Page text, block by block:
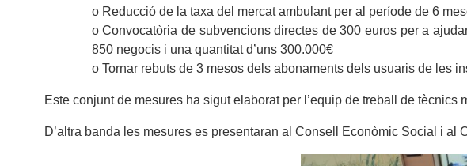
o Reducció de la taxa del mercat ambulant per al període de 6
o Convocatòria de subvencions directes de 300 euros per a
850 negocis i una quantitat d’uns 300.000€
o Tornar rebuts de 3 mesos dels abonaments dels usuaris de les
Este conjunt de mesures ha sigut elaborat per l’equip de treball de tècnics
D’altra banda les mesures es presentaran al Consell Econòmic Social i